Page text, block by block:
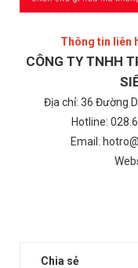
Thông tin liên
CÔNG TY TNHH
Địa chỉ: 36 Đường
Hotline:
Email:
Chia sẻ